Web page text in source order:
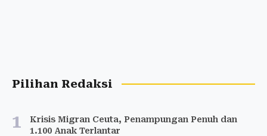
Pilihan Redaksi
1
Krisis Migran Ceuta, Penampungan Penuh dan
1.100 Anak Terlantar